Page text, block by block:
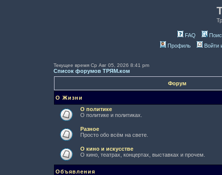
FAQ
Профиль
Войти
Текущее время Ср Авг 05, 2026 8:41 pm
Список форумов ТРЯМ.ком
Форум
О Жизни
О политике
О политике и политиках.
Разное
Просто обо всём на свете.
О кино и искусстве
О кино, театрах, концертах, выставках и прочем.
Объявления